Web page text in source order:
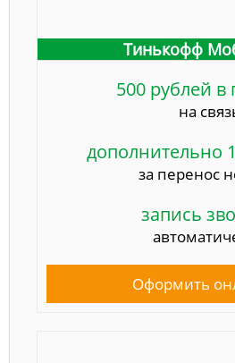
Тинькофф
500 рублей в
на
дополнительно
за перенос
запись
Оформить